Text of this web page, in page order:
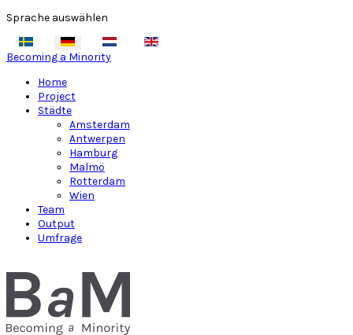
Sprache auswählen
Becoming a Minority
Home
Project
Städte
Amsterdam
Antwerpen
Hamburg
Malmö
Rotterdam
Wien
Team
Output
Umfrage